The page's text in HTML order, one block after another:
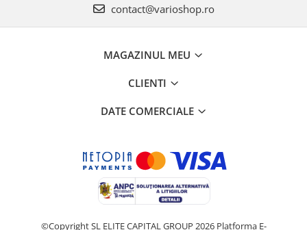
contact@varioshop.ro
MAGAZINUL MEU
CLIENTI
DATE COMERCIALE
©Copyright SL ELITE CAPITAL GROUP 2026 Platforma E-